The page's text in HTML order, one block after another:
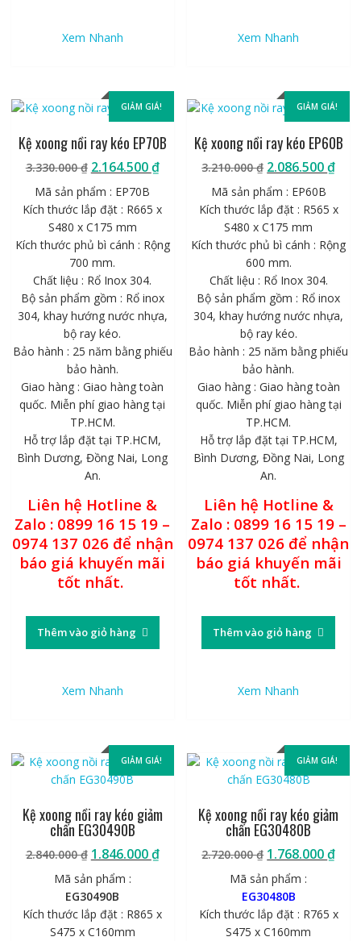
Xem Nhanh Xem Nhanh
GIẢM GIÁ!
Kệ xoong nồi ray kéo EP70B
3.330.000₫ Giá
gốc
là:
3.330.000 ₫.
2.164.500₫Giá
là:
2.164.500 ₫.
Mã sản phẩm : EP70B
Kích thước lắp đặt : R665 x
S480 x C175 mm
Kích thước phủ bì cánh : Rộng
700 mm.
Chất liệu : Rổ Inox 304.
Bộ sản phẩm gồm : Rổ inox
304, khay hướng nước nhựa,
bộ ray kéo.
Bảo hành : 25 năm bằng phiếu
bảo hành.
Giao hàng : Giao hàng toàn
quốc. Miễn phí giao hàng tại
TP.HCM.
Hỗ trợ lắp đặt tại TP.HCM,
Bình Dương, Đồng Nai, Long
An.
Liên hệ Hotline &
Zalo : 0899 16 15 19 –
0974 137 026 để nhận
báo giá khuyến mãi
tốt nhất.
Thêm vào giỏ hàng
Xem Nhanh
GIẢM GIÁ!
Kệ xoong nồi ray kéo EP60B
3.210.000₫ Giá
gốc
là:
3.210.000 ₫.
2.086.500₫Giá
là:
Mã sản phẩm : EP60B
Kích thước lắp đặt : R565 x
S480 x C175 mm
Kích thước phủ bì cánh : Rộng
600 mm.
Chất liệu : Rổ Inox 304.
Bộ sản phẩm gồm : Rổ inox
304, khay hướng nước nhựa,
bộ ray kéo.
Bảo hành : 25 năm bằng phiếu
bảo hành.
Giao hàng : Giao hàng toàn
quốc. Miễn phí giao hàng tại
TP.HCM.
Hỗ trợ lắp đặt tại TP.HCM,
Bình Dương, Đồng Nai, Long
An.
Liên hệ Hotline &
Zalo : 0899 16 15 19 –
0974 137 026 để nhận
báo giá khuyến mãi
tốt nhất.
Thêm vào giỏ hàng
Xem Nhanh
GIẢM GIÁ!
Kệ xoong nồi ray kéo giảm
chấn EG30490B
2.840.000₫ Giá
gốc
là:
2.840.000 ₫.
1.846.000₫Giá
1.846.000 ₫.
Mã sản phẩm :
EG30490B
Kích thước lắp đặt : R865 x
S475 x C160mm
GIẢM GIÁ!
Kệ xoong nồi ray kéo giảm
chấn EG30480B
2.720.000₫ Giá
gốc
là:
2.720.000 ₫.
1.768.000₫Giá
Mã sản phẩm :
EG30480B
Kích thước lắp đặt : R765 x
S475 x C160mm